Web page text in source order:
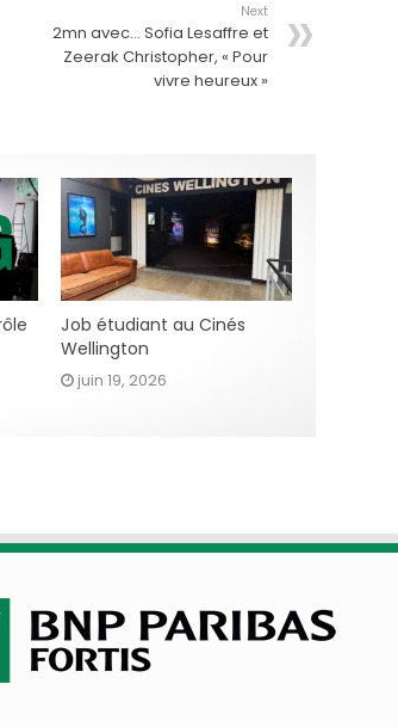
Next
2mn avec… Sofia Lesaffre et
Zeerak Christopher, « Pour
vivre heureux »
Job étudiant au Cinés
Wellington
juin 19, 2026